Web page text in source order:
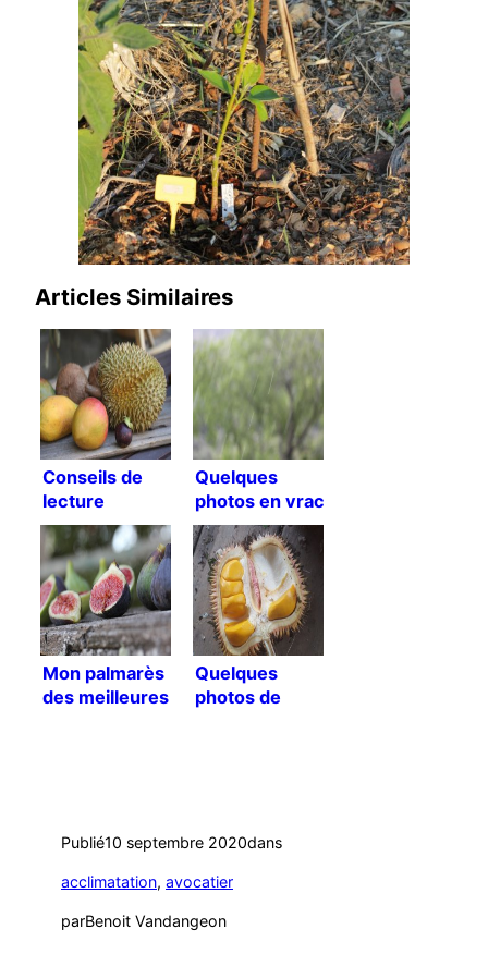
Articles Similaires
Conseils de
lecture
Quelques
photos en vrac
Mon palmarès
des meilleures
Quelques
photos de
Publié10 septembre 2020dans
acclimatation, avocatier
parBenoit Vandangeon